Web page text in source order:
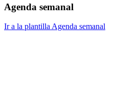
Agenda semanal
Ir a la plantilla Agenda semanal